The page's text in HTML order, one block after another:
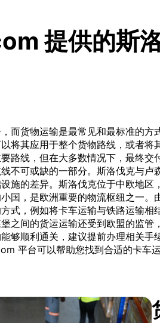
提供的斯
而货物运输是最常见和最标准的方
将其应用于整个货物路线，或者将
路线，但在大多数情况下，最终交
不可或缺的一部分。斯洛伐克与卢
施的差异。斯洛伐克位于中欧地区
国，是欧洲重要的物流枢纽之一。
式，例如将卡车运输与铁路运输相
之间的货运运输还受到欧盟的监管
够顺利通关，建议提前办理相关手
平台可以帮助您找到合适的卡车运